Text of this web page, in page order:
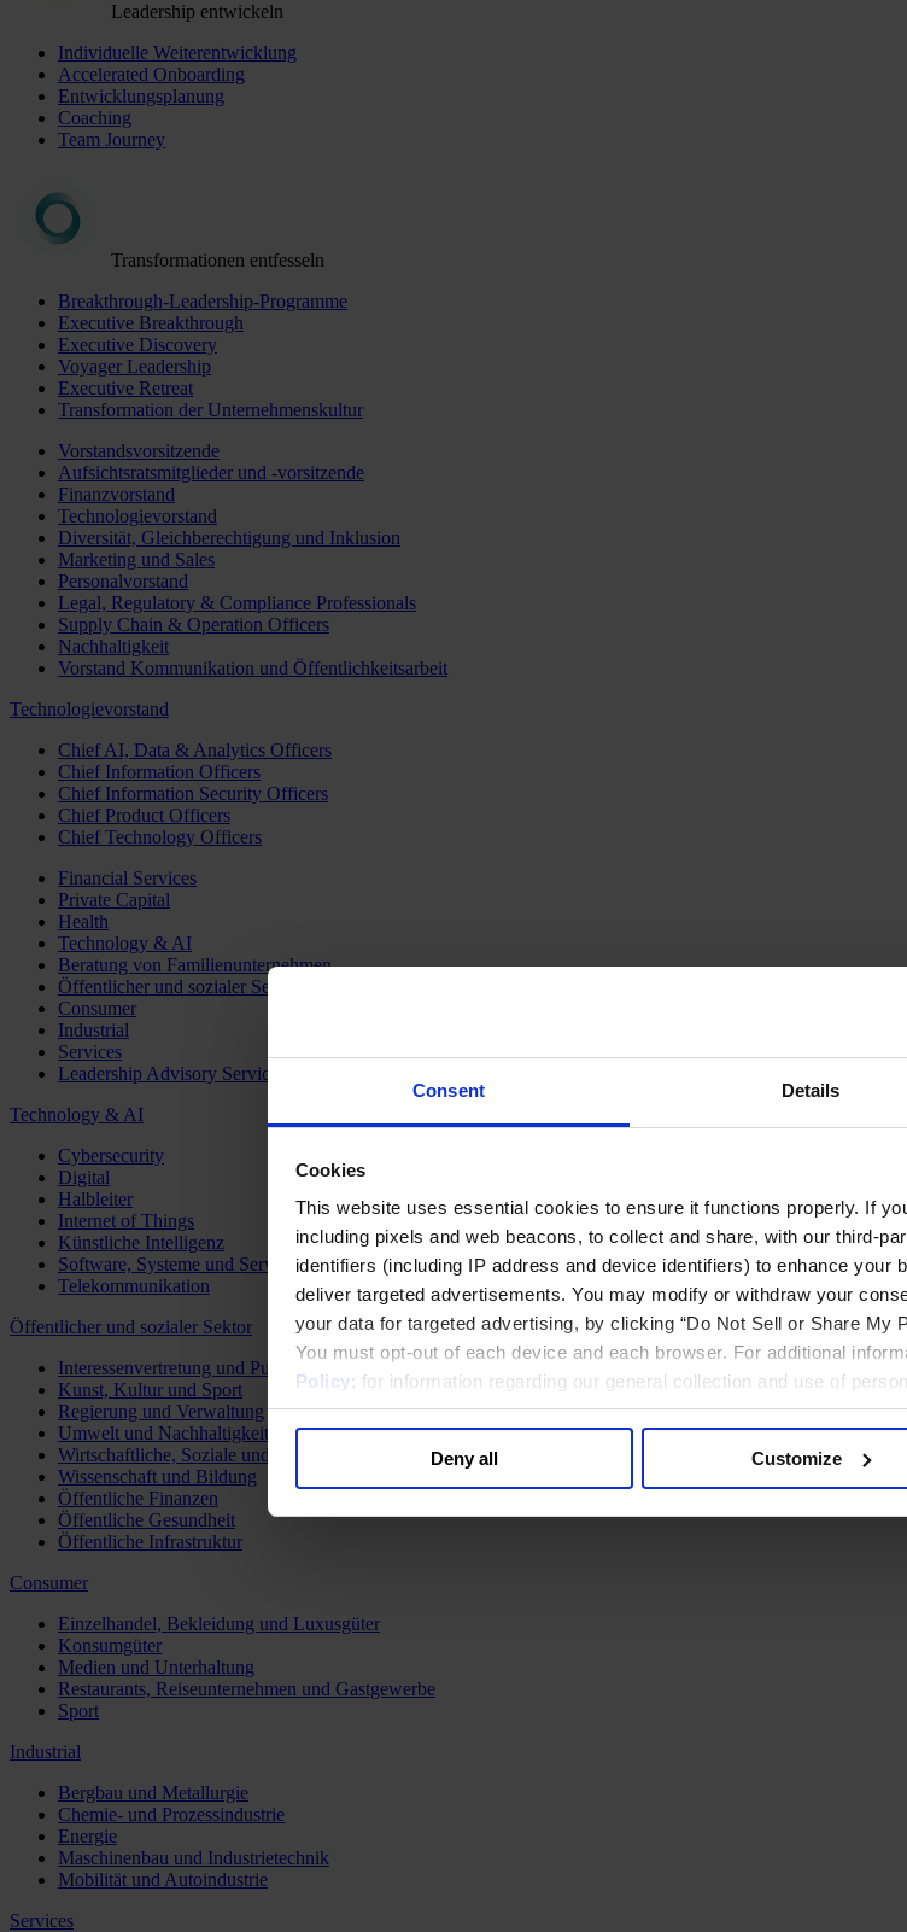
Consent Details
Cookies
This website uses essential cookies to ensure it functions properly. If
including pixels and web beacons, to collect and share, with our third-
identifiers (including IP address and device identifiers) to enhance your
deliver targeted advertisements. You may modify or withdraw your
your data for targeted advertising, by clicking “Do Not Sell or Share My
You must opt-out of each device and each browser. For additional
Policy; for information regarding our general collection and use of
Deny all Customize
Leadership entwickeln
Individuelle Weiterentwicklung
Accelerated Onboarding
Entwicklungsplanung
Coaching
Team Journey
Transformationen entfesseln
Breakthrough-Leadership-Programme
Executive Breakthrough
Executive Discovery
Voyager Leadership
Executive Retreat
Transformation der Unternehmenskultur
Vorstandsvorsitzende
Aufsichtsratsmitglieder und -vorsitzende
Finanzvorstand
Technologievorstand
Diversität, Gleichberechtigung und Inklusion
Marketing und Sales
Personalvorstand
Legal, Regulatory & Compliance Professionals
Supply Chain & Operation Officers
Nachhaltigkeit
Vorstand Kommunikation und Öffentlichkeitsarbeit
Technologievorstand
Chief AI, Data & Analytics Officers
Chief Information Officers
Chief Information Security Officers
Chief Product Officers
Chief Technology Officers
Financial Services
Private Capital
Health
Technology & AI
Beratung von Familienunternehmen
Öffentlicher und sozialer Sektor
Consumer
Industrial
Services
Leadership Advisory Services
Technology & AI
Cybersecurity
Digital
Halbleiter
Internet of Things
Künstliche Intelligenz
Software, Systeme und Services
Telekommunikation
Öffentlicher und sozialer Sektor
Interessenvertretung und Public Affairs
Kunst, Kultur und Sport
Regierung und Verwaltung
Umwelt und Nachhaltigkeit
Wirtschaftliche, Soziale und Humanitäre Entwicklung
Wissenschaft und Bildung
Öffentliche Finanzen
Öffentliche Gesundheit
Öffentliche Infrastruktur
Consumer
Einzelhandel, Bekleidung und Luxusgüter
Konsumgüter
Medien und Unterhaltung
Restaurants, Reiseunternehmen und Gastgewerbe
Sport
Industrial
Bergbau und Metallurgie
Chemie- und Prozessindustrie
Energie
Maschinenbau und Industrietechnik
Mobilität und Autoindustrie
Services